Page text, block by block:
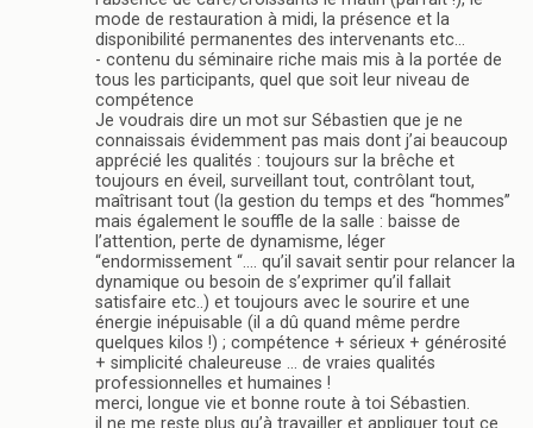
mode de restauration à midi, la présence et la
disponibilité permanentes des intervenants etc…
- contenu du séminaire riche mais mis à la portée de
tous les participants, quel que soit leur niveau de
compétence
Je voudrais dire un mot sur Sébastien que je ne
connaissais évidemment pas mais dont j’ai beaucoup
apprécié les qualités : toujours sur la brêche et
toujours en éveil, surveillant tout, contrôlant tout,
maîtrisant tout (la gestion du temps et des “hommes”
mais également le souffle de la salle : baisse de
l’attention, perte de dynamisme, léger
“endormissement “…. qu’il savait sentir pour relancer la
dynamique ou besoin de s’exprimer qu’il fallait
satisfaire etc..) et toujours avec le sourire et une
énergie inépuisable (il a dû quand même perdre
quelques kilos !) ; compétence + sérieux + générosité
+ simplicité chaleureuse … de vraies qualités
professionnelles et humaines !
merci, longue vie et bonne route à toi Sébastien.